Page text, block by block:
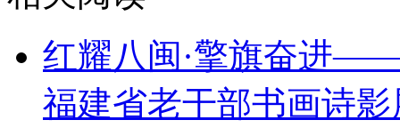
红耀八闽·擎旗奋进
福建省老干部书画诗